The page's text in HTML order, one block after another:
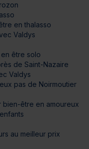
en thalasso
Valdys
être solo
de Saint-Nazaire
Valdys
pas de Noirmoutier
bien-être en amoureux
au meilleur prix